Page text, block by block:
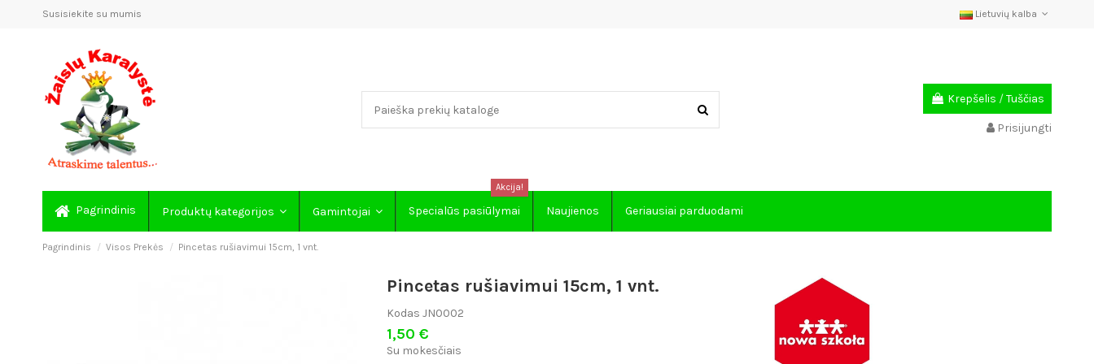
Susisiekite su mumis Lietuvių kalba
Krepšelis /Tuščias
Prisijungti
Pagrindinis Produktų kategorijos Gamintojai Specialūs pasiūlymai
Akcija!
Naujienos Geriausiai parduodami
Pagrindinis Visos Prekės Pincetas rušiavimui 15cm, 1 vnt.
Pincetas rušiavimui 15cm, 1 vnt.
Kodas JN0002
1,50 €
Su mokesčiais